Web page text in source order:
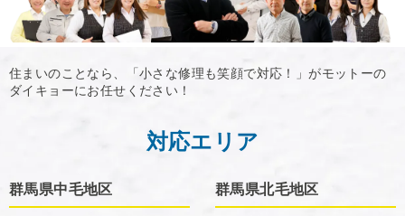
住まいのことなら、「小さな修理も笑顔で対応！」がモットーの
ダイキョーにお任せください！
対応エリア
群馬県中毛地区 群馬県北毛地区